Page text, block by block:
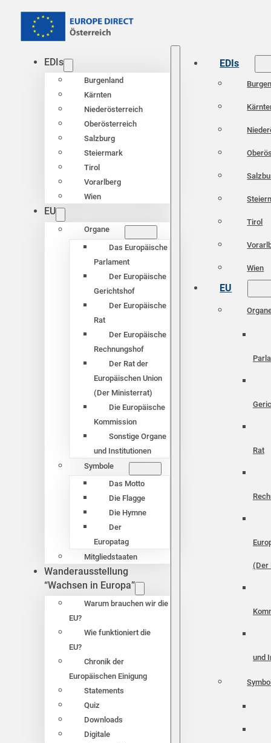
EDIs
Burgenland
Kärnten
Niederösterreich
Oberösterreich
Salzburg
Steiermark
Tirol
Vorarlberg
Wien
EU
Organe
Das Europäische
Parlament
Der Europäische
Gerichtshof
Der Europäische
Rat
Der Europäische
Rechnungshof
Der Rat der
Europäischen Union
(Der Ministerrat)
Die Europäische
Kommission
Sonstige Organe
und Institutionen
Symbole
Das Motto
Die Flagge
Die Hymne
Der
Europatag
Mitgliedstaaten
Wanderausstellung
“Wachsen in Europa”
Warum brauchen wir die
EU?
Wie funktioniert die
EU?
Chronik der
Europäischen Einigung
Statements
Quiz
Downloads
Digitale
EDIs
Tirol
Wien
EU
Rat
(Der
und